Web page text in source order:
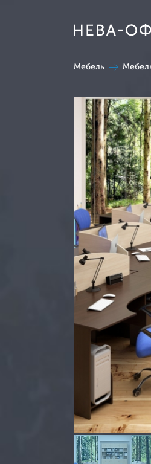
Мебель
Кабинет
Мебель для
Столы для
Стойки
Столы
Столы
Столы
Офисные
Стеллажи
Архивные
Шкафы для
Шкафы для